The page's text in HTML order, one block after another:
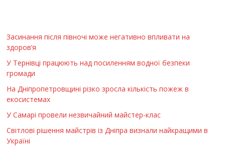
Засинання після півночі може негативно впливати на
здоров’я
У Тернівці працюють над посиленням водної безпеки
громади
На Дніпропетровщині різко зросла кількість пожеж в
екосистемах
У Самарі провели незвичайний майстер-клас
Світлові рішення майстрів із Дніпра визнали найкращими в
Україні